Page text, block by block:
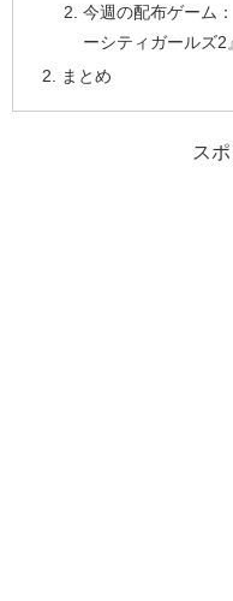
今週の配布ゲーム
ーシティガールズ2
まとめ
ス